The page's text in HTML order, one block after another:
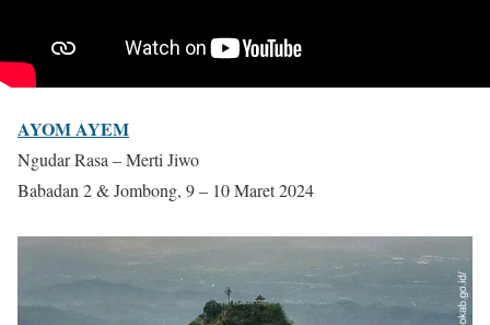
AYOM AYEM
Ngudar Rasa – Merti Jiwo
Babadan 2 & Jombong, 9 – 10 Maret 2024